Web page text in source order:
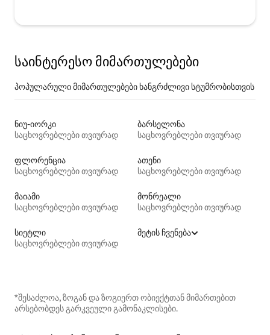
საინტერესო მიმართულებები
პოპულარული მიმართულებები ხანგრძლივი სტუმრობისთვის
ნიუ-იორკი
საცხოვრებლები თვიურად
ბარსელონა
საცხოვრებლები თვიურად
ფლორენცია
საცხოვრებლები თვიურად
ათენი
საცხოვრებლები თვიურად
მაიამი
საცხოვრებლები თვიურად
მონრეალი
საცხოვრებლები თვიურად
სიეტლი
საცხოვრებლები თვიურად
მეტის ჩვენება
*შესაძლოა, ზოგან და ზოგიერთ ობიექტთან მიმართებით
არსებობდეს გარკვეული გამონაკლისები.